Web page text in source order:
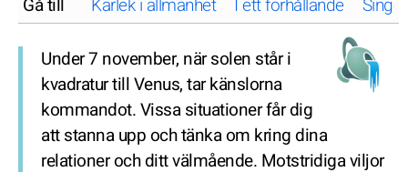
Gå till Kärlek i allmänhet I ett förhållande Singel
Under 7 november, när solen står i
kvadratur till Venus, tar känslorna
kommandot. Vissa situationer får dig
att stanna upp och tänka om kring dina
relationer och ditt välmående. Motstridiga viljor